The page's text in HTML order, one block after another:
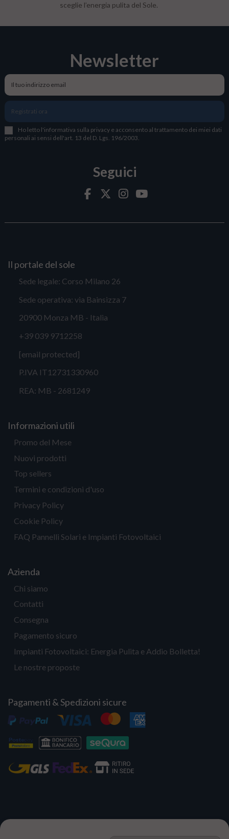
sceglie l’energia pulita del Sole.
Newsletter
Registrati ora
Ho letto l'informativa sulla privacy e acconsento al trattamento dei miei dati
personali ai sensi dell'art. 13 del D. Lgs. 196/2003.
Seguici
Il portale del sole
Sede legale: Corso Milano 26
Sede operativa: via Bainsizza 7
20900 Monza MB - Italia
+39 039 9712258
[email protected]
P.IVA IT12731330960
REA: MB - 2681249
Informazioni utili
Promo del Mese
Nuovi prodotti
Top sellers
Termini e condizioni d'uso
Privacy Policy
Cookie Policy
FAQ Pannelli Solari e Impianti Fotovoltaici
Azienda
Chi siamo
Contatti
Consegna
Pagamento sicuro
Impianti Fotovoltaici: Energia Pulita e Addio Bolletta!
Le nostre proposte
Pagamenti & Spedizioni sicure